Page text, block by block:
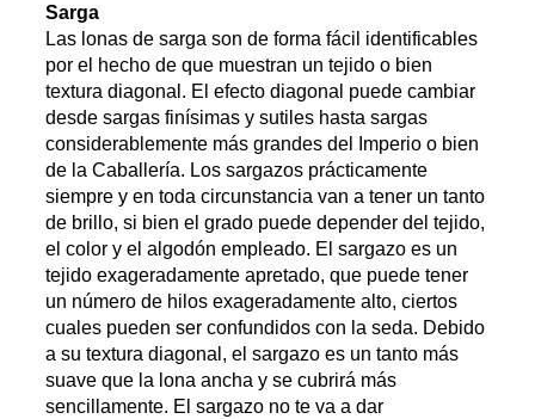
Sarga
Las lonas de sarga son de forma fácil identificables
por el hecho de que muestran un tejido o bien
textura diagonal. El efecto diagonal puede cambiar
desde sargas finísimas y sutiles hasta sargas
considerablemente más grandes del Imperio o bien
de la Caballería. Los sargazos prácticamente
siempre y en toda circunstancia van a tener un tanto
de brillo, si bien el grado puede depender del tejido,
el color y el algodón empleado. El sargazo es un
tejido exageradamente apretado, que puede tener
un número de hilos exageradamente alto, ciertos
cuales pueden ser confundidos con la seda. Debido
a su textura diagonal, el sargazo es un tanto más
suave que la lona ancha y se cubrirá más
sencillamente. El sargazo no te va a dar